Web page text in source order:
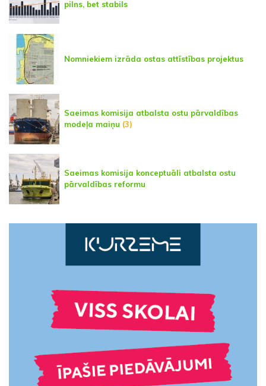
pilns, bet stabils
Nomniekiem izrāda ostas attīstības projektus
Saeimas komisija atbalsta ostu pārvaldības
modeļa maiņu (3)
Saeimas komisija konceptuāli atbalsta ostu
pārvaldības reformu